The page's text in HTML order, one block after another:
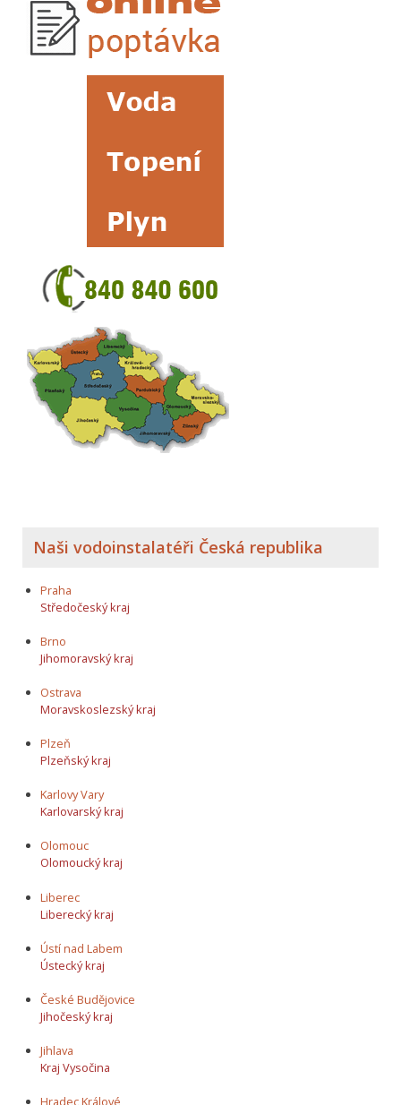
Naši vodoinstalatéři Česká republika
Praha
Středočeský kraj
Brno
Jihomoravský kraj
Ostrava
Moravskoslezský kraj
Plzeň
Plzeňský kraj
Karlovy Vary
Karlovarský kraj
Olomouc
Olomoucký kraj
Liberec
Liberecký kraj
Ústí nad Labem
Ústecký kraj
České Budějovice
Jihočeský kraj
Jihlava
Kraj Vysočina
Hradec Králové